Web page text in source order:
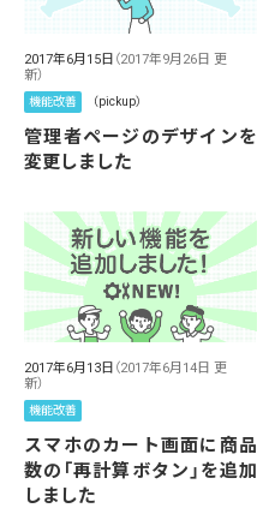
2017年6月15日 （2017年9月26日 更
新）
機能改善 （pickup）
管理者ページのデザインを
変更しました
2017年6月13日 （2017年6月14日 更
新）
機能改善
スマホのカート画面に商品
数の「再計算ボタン」を追加
しました